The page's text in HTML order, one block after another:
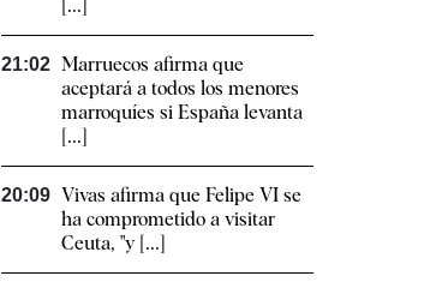
[...]
21:02 Marruecos afirma que
aceptará a todos los menores
marroquíes si España levanta
[...]
20:09 Vivas afirma que Felipe VI se
ha comprometido a visitar
Ceuta, "y [...]